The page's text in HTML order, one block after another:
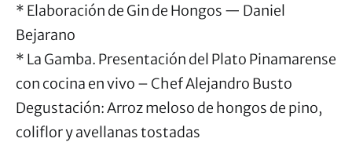
* Elaboración de Gin de Hongos — Daniel
Bejarano
* La Gamba. Presentación del Plato Pinamarense
con cocina en vivo – Chef Alejandro Busto
Degustación: Arroz meloso de hongos de pino,
coliflor y avellanas tostadas